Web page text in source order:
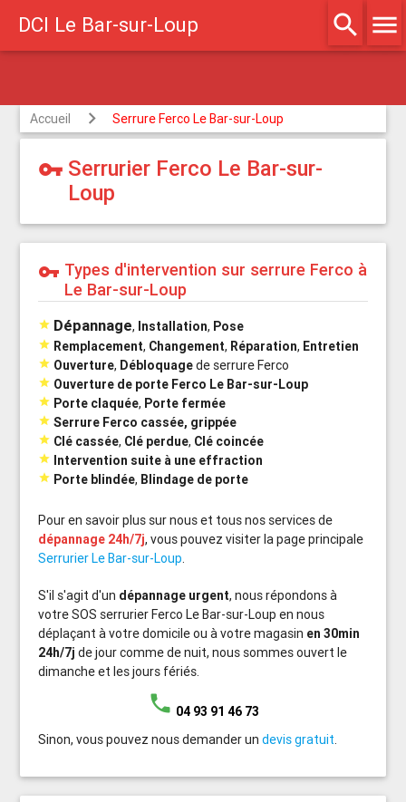
DCI Le Bar-sur-Loup search menu
Accueil Serrure Ferco Le Bar-sur-Loup
vpn_key Serrurier Ferco Le Bar-sur-
Loup
vpn_key Types d'intervention sur serrure Ferco à
Le Bar-sur-Loup
 Dépannage, Installation, Pose
 Remplacement, Changement, Réparation, Entretien
 Ouverture, Débloquagede serrure Ferco
 Ouverture de porte Ferco Le Bar-sur-Loup
 Porte claquée, Porte fermée
 Serrure Ferco cassée, grippée
 Clé cassée, Clé perdue, Clé coincée
 Intervention suite à une effraction
 Porte blindée, Blindage de porte
Pour en savoir plus sur nous et tous nos services de
dépannage 24h/7j, vous pouvez visiter la page principale
Serrurier Le Bar-sur-Loup.
S'il s'agit d'un dépannage urgent, nous répondons à
votre SOS serrurier Ferco Le Bar-sur-Loup en nous
déplaçant à votre domicile ou à votre magasin en 30min
24h/7j de jour comme de nuit, nous sommes ouvert le
dimanche et les jours fériés.
phone 04 93 91 46 73
Sinon, vous pouvez nous demander undevis gratuit.